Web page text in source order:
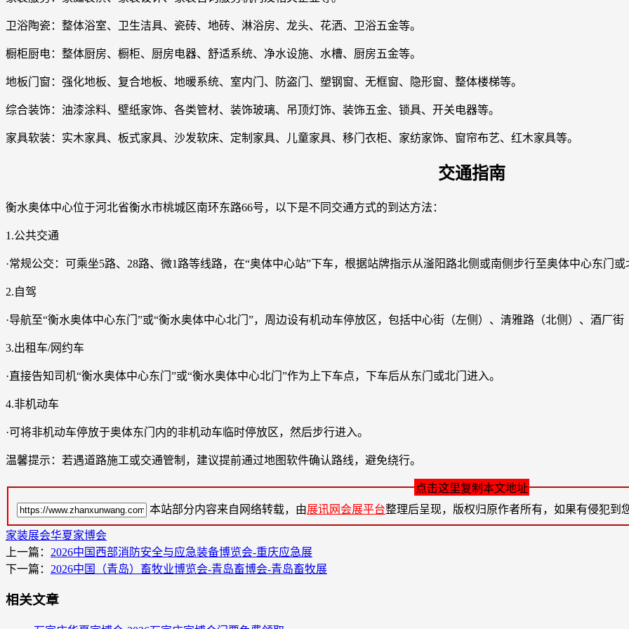
卫浴陶瓷：整体浴室、卫生洁具、瓷砖、地砖、淋浴房、龙头、花洒、卫浴五金等。
橱柜厨电：整体厨房、橱柜、厨房电器、舒适系统、净水设施、水槽、厨房五金等。
地板门窗：强化地板、复合地板、地暖系统、室内门、防盗门、塑钢窗、无框窗、隐形窗、整体楼梯等。
综合装饰：油漆涂料、壁纸家饰、各类管材、装饰玻璃、吊顶灯饰、装饰五金、锁具、开关电器等。
家具软装：实木家具、板式家具、沙发软床、定制家具、儿童家具、移门衣柜、家纺家饰、窗帘布艺、红木家具等。
交通指南
衡水奥体中心位于河北省衡水市桃城区南环东路66号，以下是不同交通方式的到达方法：
1.公共交通
·常规公交：可乘坐5路、28路、微1路等线路，在“奥体中心站”下车，根据站牌指示从滏阳路北侧或南侧步行至奥体中心东门或
2.自驾
·导航至“衡水奥体中心东门”或“衡水奥体中心北门”，周边设有机动车停放区，包括中心街（左侧）、清雅路（北侧）、酒厂
3.出租车/网约车
·直接告知司机“衡水奥体中心东门”或“衡水奥体中心北门”作为上下车点，下车后从东门或北门进入。
4.非机动车
·可将非机动车停放于奥体东门内的非机动车临时停放区，然后步行进入。
温馨提示：若遇道路施工或交通管制，建议提前通过地图软件确认路线，避免绕行。
点击这里复制本文地址
本站部分内容来自网络转载，由展讯网会展平台整理后呈现，版权归原作者所有，如果有侵犯到
家装展会华夏家博会
上一篇： 2026中国西部消防安全与应急装备博览会-重庆应急展
下一篇： 2026中国（青岛）畜牧业博览会-青岛畜博会-青岛畜牧展
相关文章